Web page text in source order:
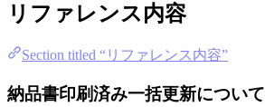
リファレンス内容
Section titled “リファレンス内容”
納品書印刷済み一括更新について